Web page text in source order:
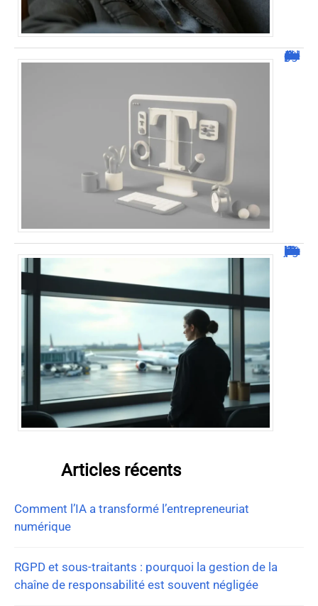
Dafont Police : guide complet pour télécharger !
Combien de jour pour un décès d’un parent à l’étranger ?
Articles récents
Comment l’IA a transformé l’entrepreneuriat
numérique
RGPD et sous-traitants : pourquoi la gestion de la
chaîne de responsabilité est souvent négligée